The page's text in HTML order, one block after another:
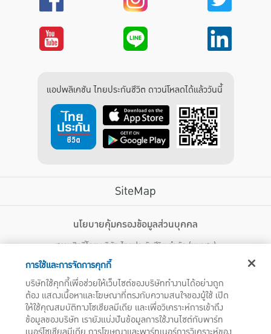
แอปพลิเคชัน ไทยประกันชีวิต ดาวน์โหลดได้แล้ววันนี้
SiteMap
ไทยประกันชีวิต HEALTH CARE SOLUTIONS
สิทธิพิเศษ
แอปพลิเคชัน ไทยประกันชีวิต
ไทยประกันชีวิตแคร์เซ็นเตอร์
ไทยประกันชีวิตเมดิแคร์
ไทยประกันชีวิตอีซี่เพย์
นโยบายคุ้มครองข้อมูลส่วนบุคคล
สงวนสิทธิ์โดย บริษัท ไทยประกันชีวิต จำกัด (มหาชน)
123 ถนน รัชดาภิเษก แขวงดินแดง เขตดินแดง กรุงเทพฯ 10400 โทรศัพท์ 02-
บริษัทฯ ขอแจ้งให้ผู้ใช้บริการทราบว่า บรรดาข้อความ ภาพ เสียง เนื้อหา ชื่อ ชื่อทางการค้า ส่วนประกอบใดๆ
ทั้งหมดของเว็บไซต์ รวมถึงเครื่องหมายการค้า เครื่องหมาย บริการ ลิขสิทธิ์ สิทธิบัตร ความรู้ต่างๆ ที่ปรากฏ
บนเว็บไซต์ของบริษัทฯ นี้ เป็นงานอันได้รับความคุ้มครองตามกฎหมายทรัพย์สินทางปัญญาของไทยโดยชอบ
ด้วยกฎหมายของบริษัทฯ แต่เพียงผู้เดียว หากบุคคลใดลอกเลียน ปลอมแปลง ทำซ้ำ ดัดแปลง เผยแพร่ต่อ
การใช้และการจัดการคุกกี้
บริษัทใช้คุกกี้เพื่อช่วยให้เว็บไซต์ของบริษัททำงานได้อย่างถูก
ต้อง แสดงเนื้อหาและโฆษณาที่ตรงกับความสนใจของผู้ใช้ เปิด
ให้ใช้คุณสมบัติทางโซเชียลมีเดีย และเพื่อวิเคราะห์การเข้าถึง
ข้อมูลของบริษัท เรายังแบ่งปันข้อมูลการใช้งานไซต์กับพาร์ท